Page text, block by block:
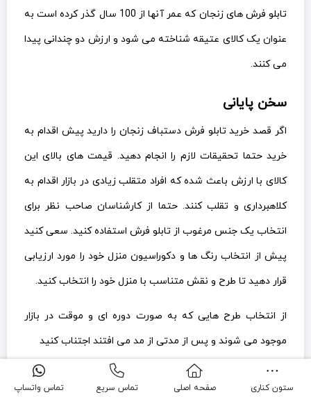
تابلو فرش های زنجان که عمر آنها از 100 سال گذر کرده است به
عنوان یک کالای عتیقه شناخته می شود و ارزش دو چندانی پیدا
می کنند.
سخن پایانی
اگر قصد خرید تابلو فرش دستباف زنجان را دارید پیش اقدام به
خرید حتما تحقیقات لازم را انجام دهید. قیمت های بالای این
کالای با ارزش باعث شده که افراد متقلب زیادی در بازار اقدام به
کلاهبرداری و تقلب کنند. حتما از کارشناسان صاحب نظر برای
انتخاب یک جنس مرغوب از تابلو فرش استفاده کنید. سعی کنید
پیش از انتخاب رنگ ها و دکوراسیون منزل خود را مورد ارزیابی
قرار دهید تا طرح و نقش متناسب با منزل خود را انتخاب کنید.
از انتخاب طرح هایی که به صورت دوره ای و موقت در بازار
موجود می شوند و پس از مدتی از مد می افتند اجتناب کنید
ستون کناری صفحه اصلی تماس سریع تماس واتساپ